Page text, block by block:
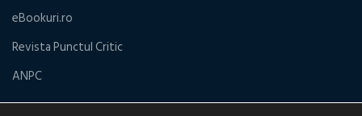
eBookuri.ro
Revista Punctul Critic
ANPC